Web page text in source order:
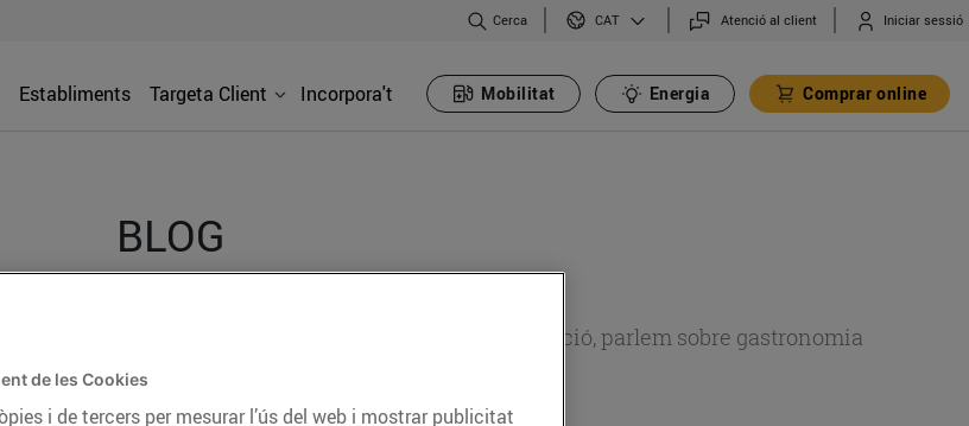
Cerca CAT Atenció al client Iniciar sessió
Establiments Targeta Client Incorpora't Mobilitat Energia Comprar online
BLOG
nutricionals, informació d’actualitat sobre alimentació, parlem sobre gastronomia
nostre territori i molts altres temes.
de les Cookies
i de tercers per mesurar l’ús del web i mostrar publicitat